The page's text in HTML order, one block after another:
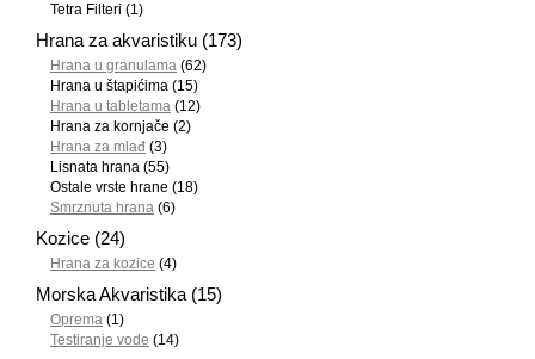
Tetra Filteri (1)
Hrana za akvaristiku (173)
Hrana u granulama (62)
Hrana u štapićima (15)
Hrana u tabletama (12)
Hrana za kornjače (2)
Hrana za mlađ (3)
Lisnata hrana (55)
Ostale vrste hrane (18)
Smrznuta hrana (6)
Kozice (24)
Hrana za kozice (4)
Morska Akvaristika (15)
Oprema (1)
Testiranje vode (14)